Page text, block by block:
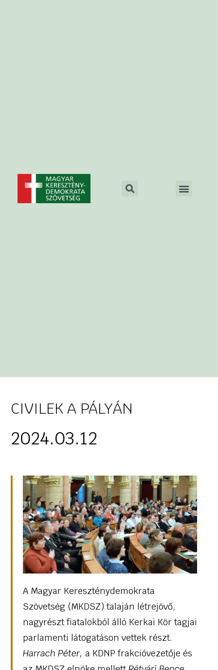
CIVILEK A PÁLYÁN
2024.03.12
A Magyar Kereszténydemokrata
Szövetség (MKDSZ) talaján létrejövő,
nagyrészt fiatalokból álló Kerkai Kör tagjai
parlamenti látogatáson vettek részt.
Harrach Péter, a KDNP frakcióvezetője és